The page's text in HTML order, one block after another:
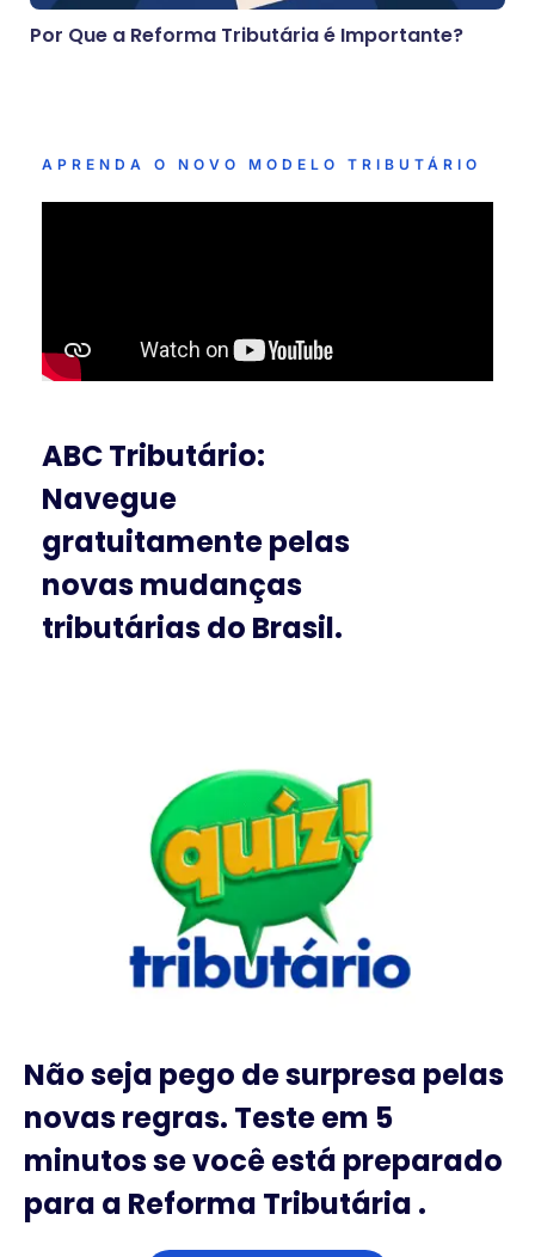
Por Que a Reforma Tributária é Importante?
APRENDA O NOVO MODELO TRIBUTÁRIO
ABC Tributário:
Navegue
gratuitamente pelas
novas mudanças
tributárias do Brasil.
Não seja pego de surpresa pelas
novas regras. Teste em 5
minutos se você está preparado
para a Reforma Tributária .